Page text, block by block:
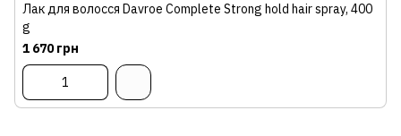
Лак для волосся Davroe Complete Strong hold hair spray, 400
g
1 670 грн